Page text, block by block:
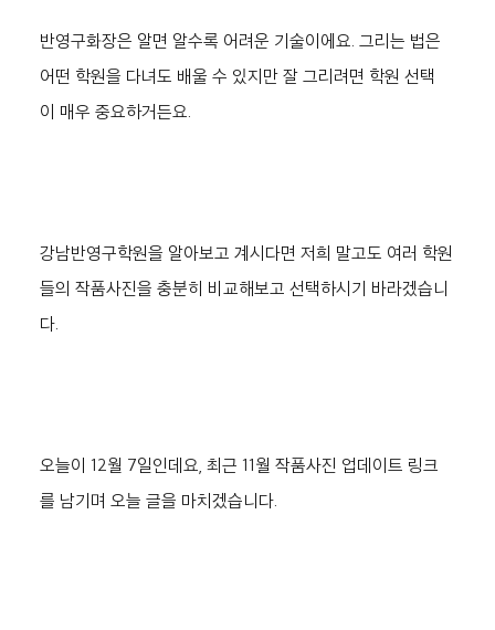
반영구화장은 알면 알수록 어려운 기술이에요. 그리는 법은
어떤 학원을 다녀도 배울 수 있지만 잘 그리려면 학원 선택
이 매우 중요하거든요.
강남반영구학원을 알아보고 계시다면 저희 말고도 여러 학원
들의 작품사진을 충분히 비교해보고 선택하시기 바라겠습니
다.
오늘이 12월 7일인데요, 최근 11월 작품사진 업데이트 링크
를 남기며 오늘 글을 마치겠습니다.